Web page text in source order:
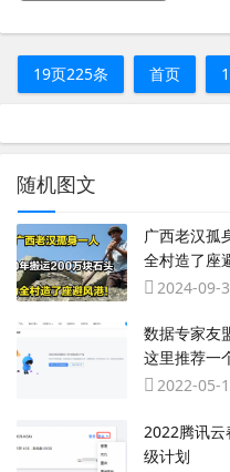
19页225条 首页 1
随机图文
广西老汉孤
全村造了座
2024-09-
数据专家友
这里推荐一
2022-05-
2022腾讯云
级计划